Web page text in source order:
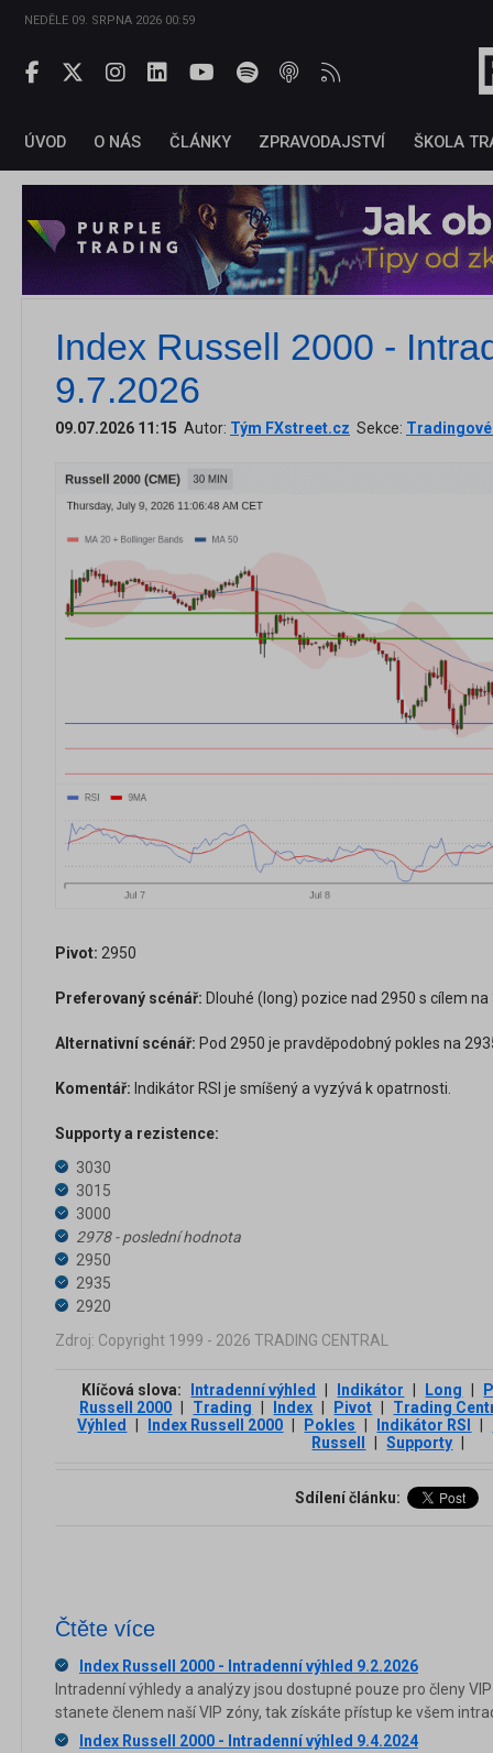
NEDĚLE 09. SRPNA 2026 00:59
ÚVOD O NÁS ČLÁNKY ZPRAVODAJSTVÍ ŠKOLA
Index Russell 2000 -
9.7.2026
09.07.2026 11:15 Autor: Tým FXstreet.cz Sekce: Tradingové
Pivot: 2950
Preferovaný scénář: Dlouhé (long) pozice nad 2950 s cílem
Alternativní scénář: Pod 2950 je pravděpodobný pokles na
Komentář: Indikátor RSI je smíšený a vyzývá k opatrnosti.
Supporty a rezistence:
3030
3015
3000
2978 - poslední hodnota
2950
2935
2920
Zdroj: Copyright 1999 - 2026 TRADING CENTRAL
Klíčová slova: Intradenní výhled Indikátor Long
Russell 2000
Trading Index Pivot
Trading
Výhled
Index Russell 2000 Pokles Indikátor RSI
Russell
Supporty
Sdílení článku:
Čtěte více
Index Russell 2000 - Intradenní výhled 9.2.2026
Intradenní výhledy a analýzy jsou dostupné pouze pro členy
stanete členem naší VIP zóny, tak získáte přístup ke všem
Index Russell 2000 - Intradenní výhled 9.4.2024